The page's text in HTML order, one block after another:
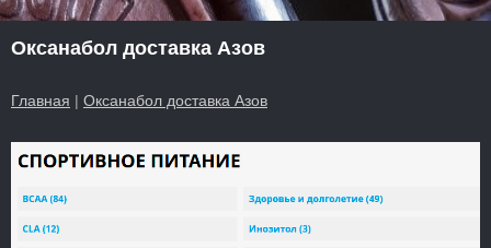
Оксанабол доставка Азов
Главная | Оксанабол доставка Азов